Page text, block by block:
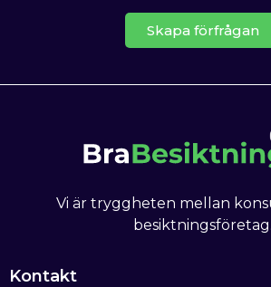
Skapa förfrågan
Kontakt
Vi är tryggheten mellan
besiktningsföretag.